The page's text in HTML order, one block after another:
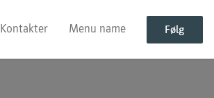
Kontakter Menu name Følg